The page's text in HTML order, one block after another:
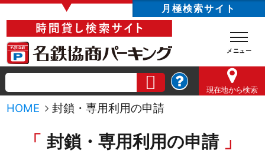
▼ 月極検索サイト
現在地から検索
HOME 封鎖・専用利用の申請
封鎖・専用利用の申請